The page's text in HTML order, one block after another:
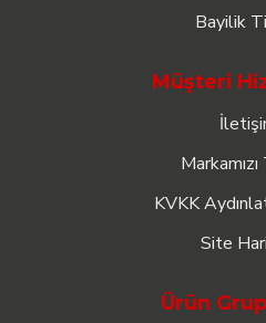
Bayilik
Müşteri
Markamızı
KVKK
Site
Ürün